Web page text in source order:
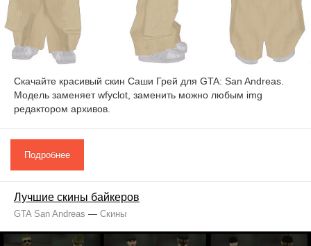
Скачайте красивый скин Саши Грей для GTA: San Andreas.
Модель заменяет wfyclot, заменить можно любым img
редактором архивов.
Подробнее
Лучшие скины байкеров
GTA San Andreas — Скины